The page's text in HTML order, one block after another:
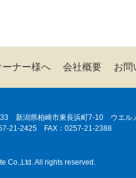
ーナー様へ 会社概要 お問
新潟県柏崎市東長浜町7-10 ウエル
21-2425 FAX：0257-21-2388
Co.,Ltd. All rights reserved.